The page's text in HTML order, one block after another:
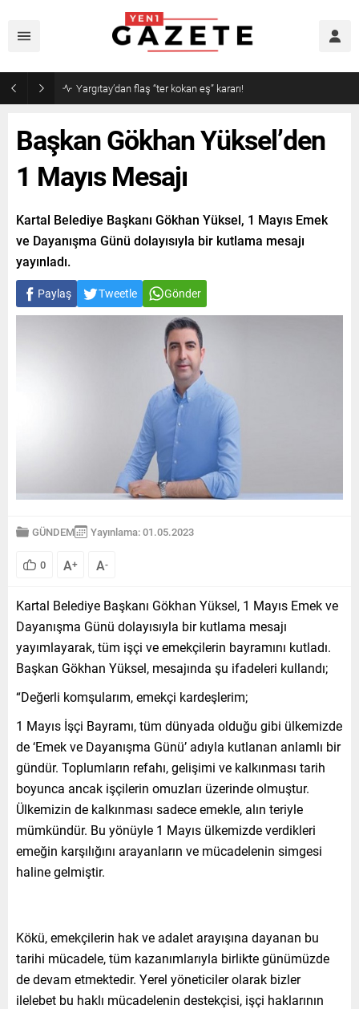
Narin cinayetinde amcadan olay mektup!
Başkan Gökhan Yüksel’den
1 Mayıs Mesajı
Kartal Belediye Başkanı Gökhan Yüksel, 1 Mayıs Emek
ve Dayanışma Günü dolayısıyla bir kutlama mesajı
yayınladı.
Paylaş Tweetle Gönder
GÜNDEM Yayınlama: 01.05.2023
0 A+ A-
Kartal Belediye Başkanı Gökhan Yüksel, 1 Mayıs Emek ve
Dayanışma Günü dolayısıyla bir kutlama mesajı
yayımlayarak, tüm işçi ve emekçilerin bayramını kutladı.
Başkan Gökhan Yüksel, mesajında şu ifadeleri kullandı;
“Değerli komşularım, emekçi kardeşlerim;
1 Mayıs İşçi Bayramı, tüm dünyada olduğu gibi ülkemizde
de ‘Emek ve Dayanışma Günü’ adıyla kutlanan anlamlı bir
gündür. Toplumların refahı, gelişimi ve kalkınması tarih
boyunca ancak işçilerin omuzları üzerinde olmuştur.
Ülkemizin de kalkınması sadece emekle, alın teriyle
mümkündür. Bu yönüyle 1 Mayıs ülkemizde verdikleri
emeğin karşılığını arayanların ve mücadelenin simgesi
haline gelmiştir.
Kökü, emekçilerin hak ve adalet arayışına dayanan bu
tarihi mücadele, tüm kazanımlarıyla birlikte günümüzde
de devam etmektedir. Yerel yöneticiler olarak bizler
ilelebet bu haklı mücadelenin destekçisi, işçi haklarının